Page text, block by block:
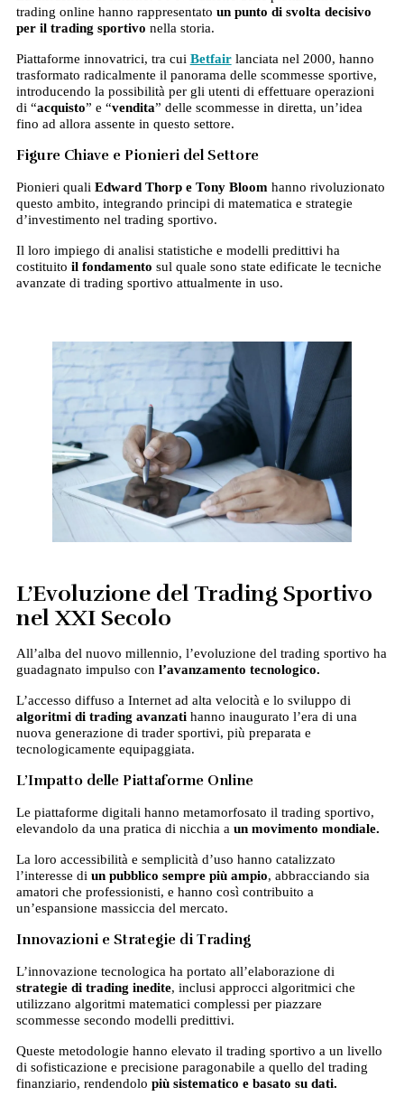
trading online hanno rappresentato un punto di svolta decisivo
per il trading sportivo nella storia.
Piattaforme innovatrici, tra cui Betfairlanciata nel 2000, hanno
trasformato radicalmente il panorama delle scommesse sportive,
introducendo la possibilità per gli utenti di effettuare operazioni
di “acquisto” e “vendita” delle scommesse in diretta, un’idea
fino ad allora assente in questo settore.
Figure Chiave e Pionieri del Settore
Pionieri quali Edward Thorp e Tony Bloom hanno rivoluzionato
questo ambito, integrando principi di matematica e strategie
d’investimento nel trading sportivo.
Il loro impiego di analisi statistiche e modelli predittivi ha
costituito il fondamento sul quale sono state edificate le tecniche
avanzate di trading sportivo attualmente in uso.
L’Evoluzione del Trading Sportivo
nel XXI Secolo
All’alba del nuovo millennio, l’evoluzione del trading sportivo ha
guadagnato impulso con l’avanzamento tecnologico.
L’accesso diffuso a Internet ad alta velocità e lo sviluppo di
algoritmi di trading avanzati hanno inaugurato l’era di una
nuova generazione di trader sportivi, più preparata e
tecnologicamente equipaggiata.
L’Impatto delle Piattaforme Online
Le piattaforme digitali hanno metamorfosato il trading sportivo,
elevandolo da una pratica di nicchia a un movimento mondiale.
La loro accessibilità e semplicità d’uso hanno catalizzato
l’interesse di un pubblico sempre più ampio, abbracciando sia
amatori che professionisti, e hanno così contribuito a
un’espansione massiccia del mercato.
Innovazioni e Strategie di Trading
L’innovazione tecnologica ha portato all’elaborazione di
strategie di trading inedite, inclusi approcci algoritmici che
utilizzano algoritmi matematici complessi per piazzare
scommesse secondo modelli predittivi.
Queste metodologie hanno elevato il trading sportivo a un livello
di sofisticazione e precisione paragonabile a quello del trading
finanziario, rendendolo più sistematico e basato su dati.